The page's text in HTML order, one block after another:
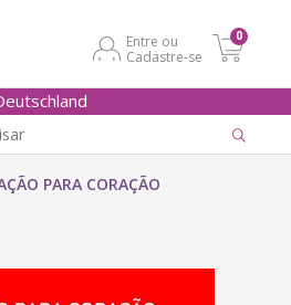
Entre ou
Cadastre-se
0
PARA CORAÇÃO